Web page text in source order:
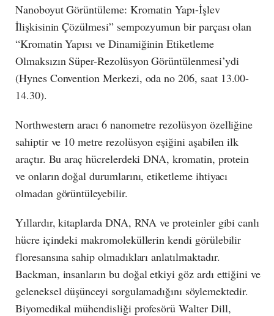
Nanoboyut Görüntüleme: Kromatin Yapı-İşlev
İlişkisinin Çözülmesi” sempozyumun bir parçası olan
“Kromatin Yapısı ve Dinamiğinin Etiketleme
Olmaksızın Süper-Rezolüsyon Görüntülenmesi’ydi
(Hynes Convention Merkezi, oda no 206, saat 13.00-
14.30).
Northwestern aracı 6 nanometre rezolüsyon özelliğine
sahiptir ve 10 metre rezolüsyon eşiğini aşabilen ilk
araçtır. Bu araç hücrelerdeki DNA, kromatin, protein
ve onların doğal durumlarını, etiketleme ihtiyacı
olmadan görüntüleyebilir.
Yıllardır, kitaplarda DNA, RNA ve proteinler gibi canlı
hücre içindeki makromoleküllerin kendi görülebilir
floresansına sahip olmadıkları anlatılmaktadır.
Backman, insanların bu doğal etkiyi göz ardı ettiğini ve
geleneksel düşünceyi sorgulamadığını söylemektedir.
Biyomedikal mühendisliği profesörü Walter Dill,